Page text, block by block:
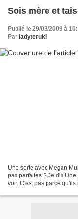
Sois mère et
Publié le 29/03/2009 à
Par ladyteruki
Une série avec Megan
pas parfaites ? Je dis
voir. C'est pas parce qu'ils